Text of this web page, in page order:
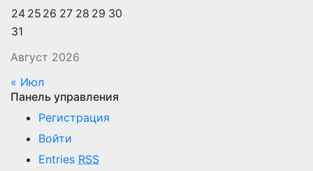
Август 2026
24 25 26 27 28 29 30
31
« Июл
Панель управления
Регистрация
Войти
Entries RSS